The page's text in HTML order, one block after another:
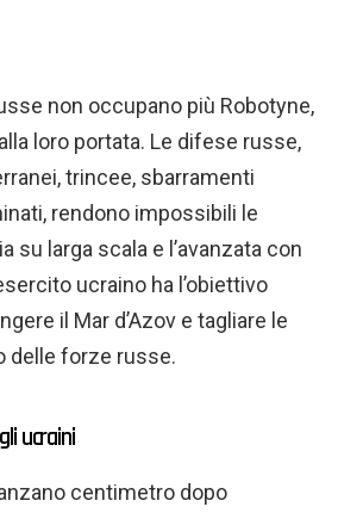
non occupano più Robotyne,
loro portata. Le difese russe,
trincee, sbarramenti
rendono impossibili le
su larga scala e l’avanzata con
ucraino ha l’obiettivo
il Mar d’Azov e tagliare le
delle forze russe.
ucraini
centimetro dopo